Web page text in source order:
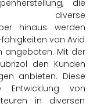
die
diverse
hinaus werden
von Avid
angeboten. Mit der
den Kunden
anbieten. Diese
von
in diversen